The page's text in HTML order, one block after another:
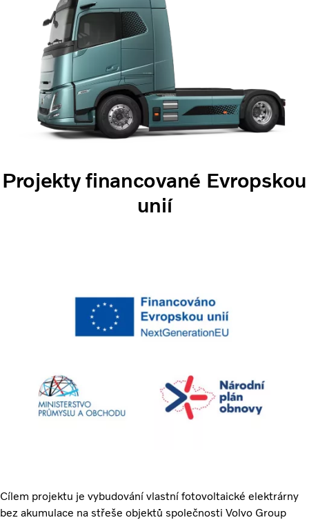
Projekty financované Evropskou
unií
Cílem projektu je vybudování vlastní fotovoltaické elektrárny
bez akumulace na střeše objektů společnosti Volvo Group